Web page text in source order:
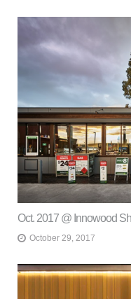
Oct. 2017 @ Innowood
October 29, 2017